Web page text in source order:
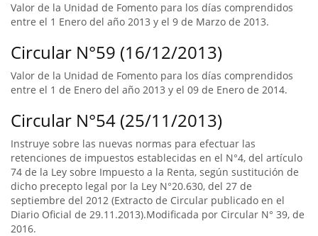
Valor de la Unidad de Fomento para los días comprendidos
entre el 1 Enero del año 2013 y el 9 de Marzo de 2013.
Circular N°59 (16/12/2013)
Valor de la Unidad de Fomento para los días comprendidos
entre el 1 de Enero del año 2013 y el 09 de Enero de 2014.
Circular N°54 (25/11/2013)
Instruye sobre las nuevas normas para efectuar las
retenciones de impuestos establecidas en el N°4, del artículo
74 de la Ley sobre Impuesto a la Renta, según sustitución de
dicho precepto legal por la Ley N°20.630, del 27 de
septiembre del 2012 (Extracto de Circular publicado en el
Diario Oficial de 29.11.2013).Modificada por Circular N° 39, de
2016.